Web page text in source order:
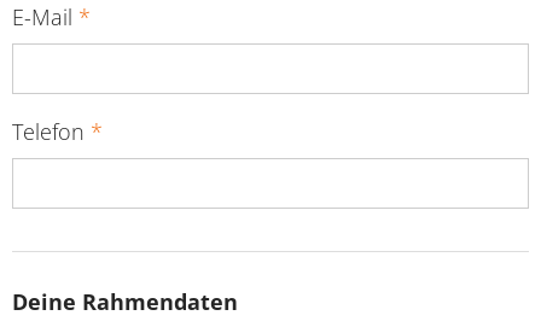
E-Mail *
Telefon *
Deine Rahmendaten